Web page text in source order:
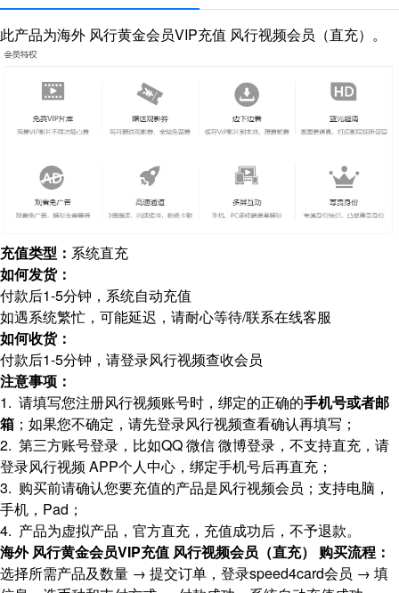
此产品为海外 风行黄金会员VIP充值 风行视频会员（直充）。
充值类型： 系统直充
如何发货：
付款后1-5分钟，系统自动充值
如遇系统繁忙，可能延迟，请耐心等待/联系在线客服
如何收货：
付款后1-5分钟，请登录风行视频查收会员
注意事项：
1. 请填写您注册风行视频账号时，绑定的正确的手机号或者邮
箱 ；如果您不确定，请先登录风行视频查看确认再填写；
2. 第三方账号登录，比如QQ 微信 微博登录，不支持直充，请
登录风行视频 APP个人中心，绑定手机号后再直充；
3. 购买前请确认您要充值的产品是风行视频会员；支持电脑，
手机，Pad；
4. 产品为虚拟产品，官方直充，充值成功后，不予退款。
海外 风行黄金会员VIP充值 风行视频会员（直充） 购买流程：
选择所需产品及数量 → 提交订单，登录speed4card会员 → 填